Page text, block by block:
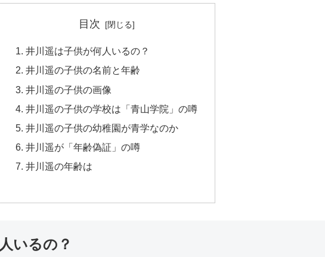
目次
井川遥は子供が何人いるの？
井川遥の子供の名前と年齢
井川遥の子供の画像
井川遥の子供の学校は「青山学院」の噂
井川遥の子供の幼稚園が青学なのか
井川遥が「年齢偽証」の噂
井川遥の年齢は
いるの？